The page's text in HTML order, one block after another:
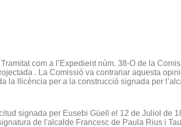
com a l’Expedient núm. 38-O de la
. La Comissió va contrariar aquesta
la llicència per a la construcció signada per
signada per Eusebi Güell el 12 de Juliol de
de l'alcalde Francesc de Paula Rius i